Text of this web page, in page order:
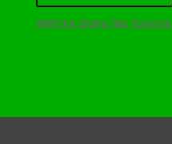
Mettre dans les favoris